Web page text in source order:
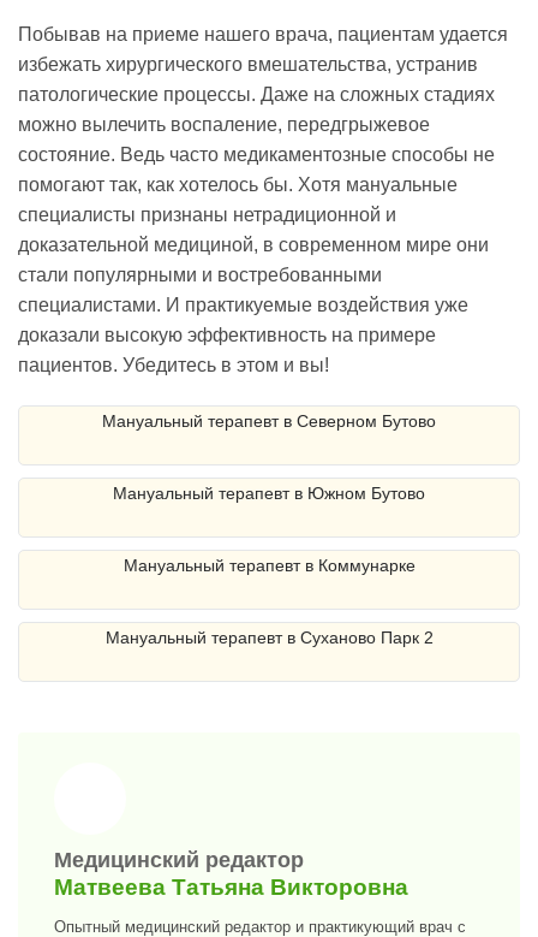
Побывав на приеме нашего врача, пациентам удается
избежать хирургического вмешательства, устранив
патологические процессы. Даже на сложных стадиях
можно вылечить воспаление, передгрыжевое
состояние. Ведь часто медикаментозные способы не
помогают так, как хотелось бы. Хотя мануальные
специалисты признаны нетрадиционной и
доказательной медициной, в современном мире они
стали популярными и востребованными
специалистами. И практикуемые воздействия уже
доказали высокую эффективность на примере
пациентов. Убедитесь в этом и вы!
Мануальный терапевт в Северном Бутово
Мануальный терапевт в Южном Бутово
Мануальный терапевт в Коммунарке
Мануальный терапевт в Суханово Парк 2
>
Медицинский редактор
Матвеева Татьяна Викторовна
Опытный медицинский редактор и практикующий врач с